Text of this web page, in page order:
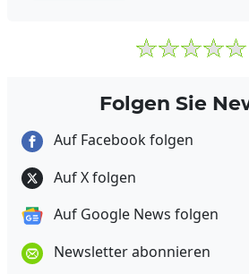
Folgen Sie
Auf Facebook folgen
Auf X folgen
Auf Google News folgen
Newsletter abonnieren